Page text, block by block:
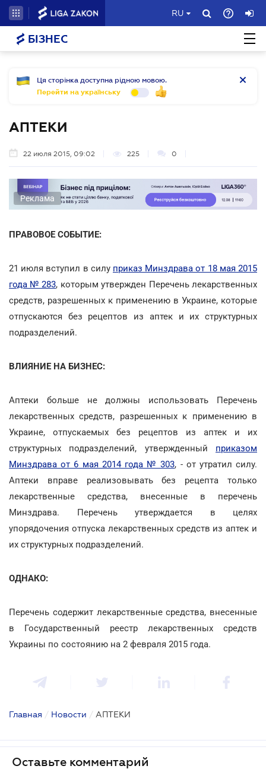
RU
БІЗНЕС
Ця сторінка доступна рідною мовою.
Перейти на українську
АПТЕКИ
22 июля 2015, 09:02 225 0
Реклама
ПРАВОВОЕ СОБЫТИЕ:
21 июля вступил в силу приказ Минздрава от 18 мая 2015
года № 283, которым утвержден Перечень лекарственных
средств, разрешенных к применению в Украине, которые
отпускаются без рецептов из аптек и их структурных
подразделений.
ВЛИЯНИЕ НА БИЗНЕС:
Аптеки больше не должны использовать Перечень
лекарственных средств, разрешенных к применению в
Украине, отпускаемых без рецептов из аптек и их
структурных подразделений, утвержденный приказом
Минздрава от 6 мая 2014 года № 303, - от утратил силу.
Аптеки вправе реализовывать без рецепта только
лекарственные средства, внесенные в перечень
Минздрава. Перечень утверждается в целях
упорядочения отпуска лекарственных средств из аптек и
их структурных подразделений.
ОДНАКО:
Перечень содержит лекарственные средства, внесенные
в Государственный реестр лекарственных средств
Украины по состоянию на 2 февраля 2015 года.
Главная / Новости / АПТЕКИ
Оставьте комментарий